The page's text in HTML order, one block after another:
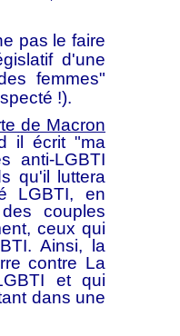
pas le faire
d'une
femmes"
!).
de Macron
il écrit "ma
anti-LGBTI
qu'il luttera
LGBTI, en
couples
ceux qui
Ainsi, la
contre La
et qui
dans une